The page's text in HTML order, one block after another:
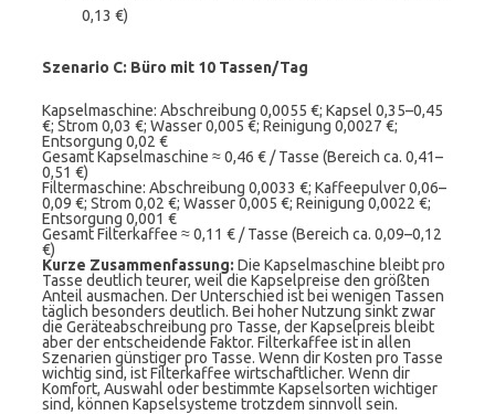
0,13 €)
Szenario C: Büro mit 10 Tassen/Tag
Kapselmaschine: Abschreibung 0,0055 €; Kapsel 0,35–0,45
€; Strom 0,03 €; Wasser 0,005 €; Reinigung 0,0027 €;
Entsorgung 0,02 €
Gesamt Kapselmaschine ≈ 0,46 € / Tasse (Bereich ca. 0,41–
0,51 €)
Filtermaschine: Abschreibung 0,0033 €; Kaffeepulver 0,06–
0,09 €; Strom 0,02 €; Wasser 0,005 €; Reinigung 0,0022 €;
Entsorgung 0,001 €
Gesamt Filterkaffee ≈ 0,11 € / Tasse (Bereich ca. 0,09–0,12
€)
Kurze Zusammenfassung: Die Kapselmaschine bleibt pro
Tasse deutlich teurer, weil die Kapselpreise den größten
Anteil ausmachen. Der Unterschied ist bei wenigen Tassen
täglich besonders deutlich. Bei hoher Nutzung sinkt zwar
die Geräteabschreibung pro Tasse, der Kapselpreis bleibt
aber der entscheidende Faktor. Filterkaffee ist in allen
Szenarien günstiger pro Tasse. Wenn dir Kosten pro Tasse
wichtig sind, ist Filterkaffee wirtschaftlicher. Wenn dir
Komfort, Auswahl oder bestimmte Kapselsorten wichtiger
sind, können Kapselsysteme trotzdem sinnvoll sein.